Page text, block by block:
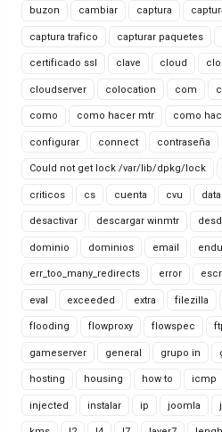
buzon cambiar captura
captura trafico capturar paquetes
certificado ssl clave cloud
cloudserver colocation com
como como hacer mtr como
configurar connect contraseña
Could not get lock /var/lib/dpkg/lock
criticos cs cuenta cvu
desactivar descargar winmtr
dominio dominios email
err_too_many_redirects error
eval exceeded extra filezilla
flooding flowproxy flowspec
gameserver general grupo in
hosting housing how to icmp
injected instalar ip joomla